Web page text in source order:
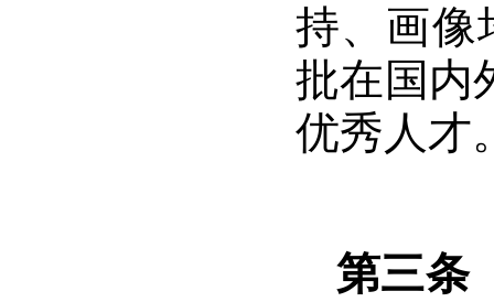
持、画像
批在国内
优秀人才
第三条